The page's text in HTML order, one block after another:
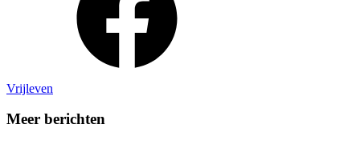
Vrijleven
Meer berichten